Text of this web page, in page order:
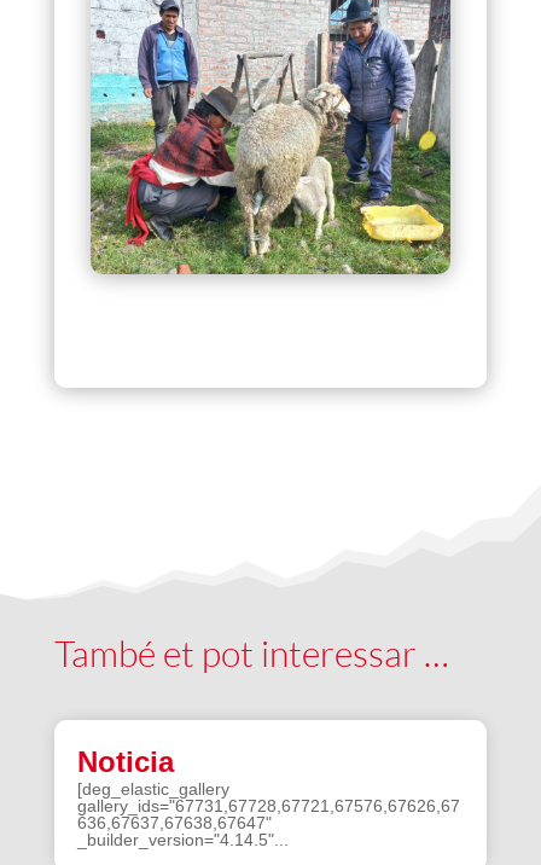
També et pot interessar …
Noticia
[deg_elastic_gallery
gallery_ids="67731,67728,67721,67576,67626,67
636,67637,67638,67647"
_builder_version="4.14.5"...